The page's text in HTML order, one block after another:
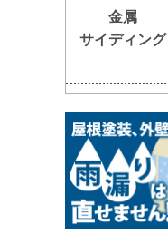
金属
サイディング